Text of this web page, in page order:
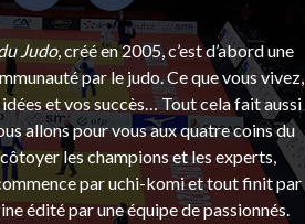
Judo, créé en 2005, c’est d’abord une
par le judo. Ce que vous vivez,
et vos succès… Tout cela fait aussi
allons pour vous aux quatre coins du
les champions et les experts,
par uchi-komi et tout finit par
édité par une équipe de passionnés.